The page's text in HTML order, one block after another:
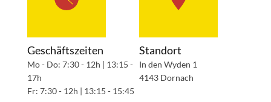
Geschäftszeiten
Mo - Do: 7:30 - 12h | 13:15 -
17h
Fr: 7:30 - 12h | 13:15 - 15:45
Standort
In den Wyden 1
4143 Dornach